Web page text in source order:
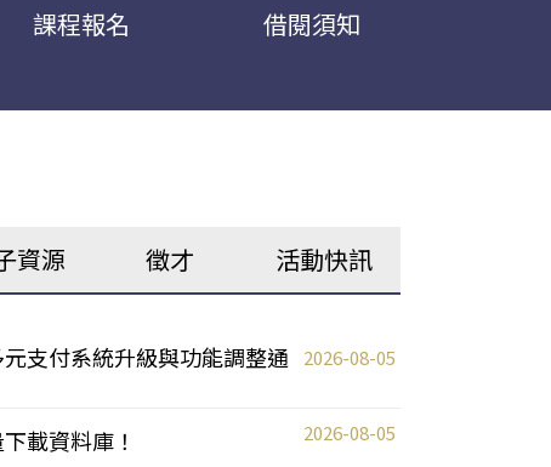
課程報名 借閱須知
資源 徵才 活動快訊
元支付系統升級與功能調整通
2026-08-05
載資料庫！ 2026-08-05